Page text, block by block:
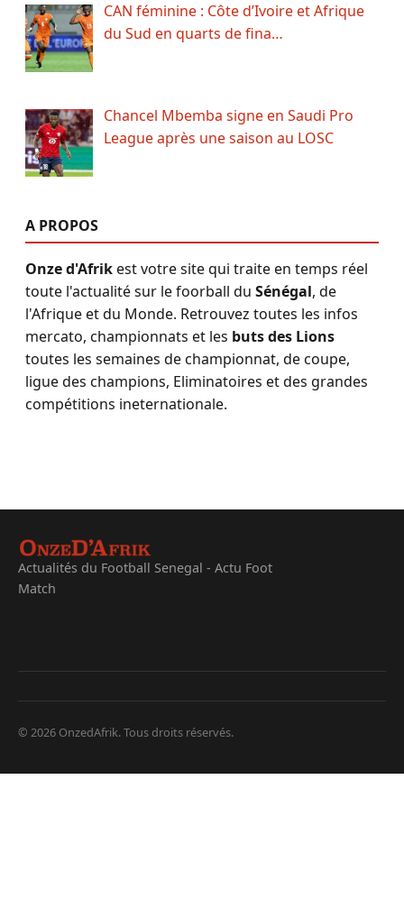
CAN féminine : Côte d’Ivoire et Afrique
du Sud en quarts de fina…
Chancel Mbemba signe en Saudi Pro
League après une saison au LOSC
A PROPOS
Onze d'Afrikest votre site qui traite en temps réel
toute l'actualité sur le foorball du Sénégal, de
l'Afrique et du Monde. Retrouvez toutes les infos
mercato, championnats et les buts des Lions
toutes les semaines de championnat, de coupe,
ligue des champions, Eliminatoires et des grandes
compétitions ineternationale.
Actualités du Football Senegal - Actu Foot
Match
© 2026 OnzedAfrik. Tous droits réservés.